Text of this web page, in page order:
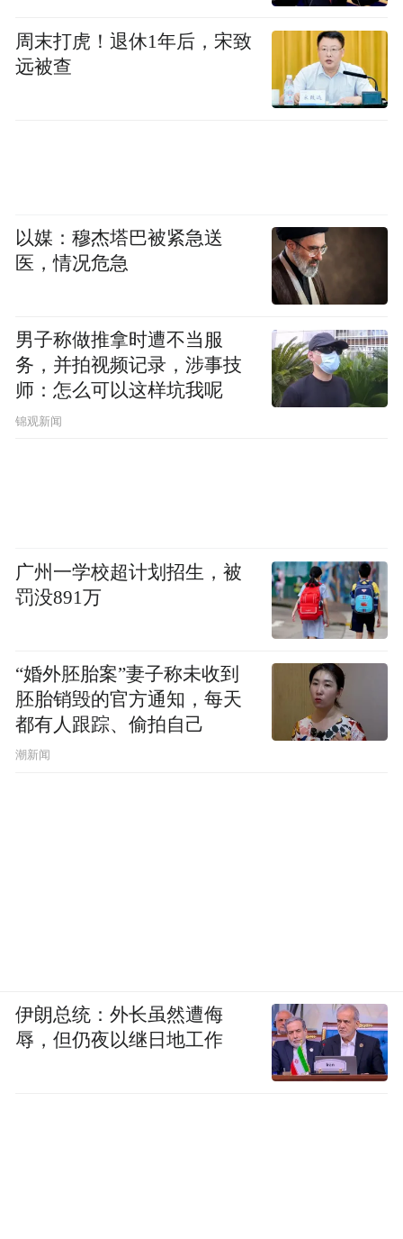
周末打虎！退休1年后，宋致
远被查
以媒：穆杰塔巴被紧急送
医，情况危急
男子称做推拿时遭不当服
务，并拍视频记录，涉事技
师：怎么可以这样坑我呢
锦观新闻
广州一学校超计划招生，被
罚没891万
“婚外胚胎案”妻子称未收到
胚胎销毁的官方通知，每天
都有人跟踪、偷拍自己
潮新闻
伊朗总统：外长虽然遭侮
辱，但仍夜以继日地工作